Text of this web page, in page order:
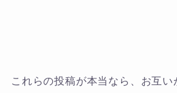
これらの投稿が本当なら、お互